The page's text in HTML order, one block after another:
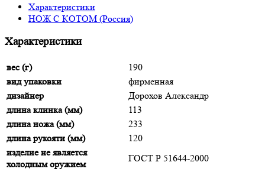
Характеристики
НОЖ С КОТОМ (Россия)
Характеристики
вес (г)
190
вид упаковки
фирменная
дизайнер
Дорохов Александр
длина клинка (мм)
113
длина ножа (мм)
233
длина рукояти (мм)
120
изделие не является
холодным оружием
ГОСТ Р 51644-2000